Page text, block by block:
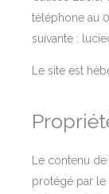
téléphone au
suivante :
Le site est
Le contenu de
protégé par le